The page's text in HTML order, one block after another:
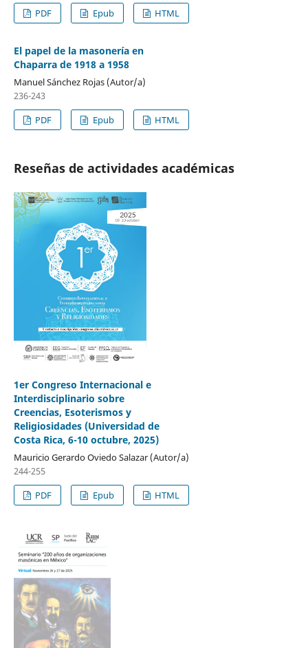
PDF Epub HTML
El papel de la masonería en
Chaparra de 1918 a 1958
Manuel Sánchez Rojas (Autor/a)
236-243
PDF
Epub HTML
Reseñas de actividades académicas
1er Congreso Internacional e
Interdisciplinario sobre
Creencias, Esoterismos y
Religiosidades (Universidad de
Costa Rica, 6-10 octubre, 2025)
Mauricio Gerardo Oviedo Salazar (Autor/a)
244-255
PDF
Epub HTML